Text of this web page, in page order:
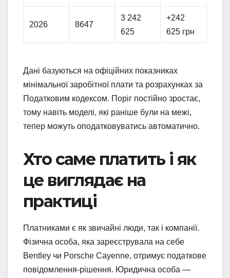
2026 8647
3 242
625
+242
625 грн
Дані базуються на офіційних показниках
мінімальної заробітної плати та розрахунках за
Податковим кодексом. Поріг постійно зростає,
тому навіть моделі, які раніше були на межі,
тепер можуть оподатковуватись автоматично.
Хто саме платить і як
це виглядає на
практиці
Платниками є як звичайні люди, так і компанії.
Фізична особа, яка зареєструвала на себе
Bentley чи Porsche Cayenne, отримує податкове
повідомлення-рішення. Юридична особа —